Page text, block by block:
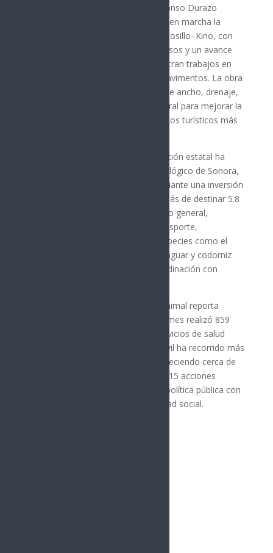
turismo regional, el gobernador Alfonso Durazo
Montaño aseguró que se mantiene en marcha la
modernización de la carretera Hermosillo–Kino, con
una inversión de 500 millones de pesos y un avance
del 25 por ciento, donde ya se registran trabajos en
terracerías, despalmes e inicio de pavimentos. La obra
contempla carriles de 3.50 metros de ancho, drenaje,
señalamientos y rehabilitación integral para mejorar la
conectividad hacia uno de los destinos turísticos más
En materia ambiental, la administración estatal ha
impulsado el rescate del Centro Ecológico de Sonora,
con la rehabilitación del aviario mediante una inversión
de casi 2.5 millones de pesos, además de destinar 5.8
millones de pesos en mantenimiento general,
infraestructura, equipamiento y transporte,
fortaleciendo la conservación de especies como el
águila calva, berrendo sonorense, jaguar y codorniz
mascarita, con monitoreos en coordinación con
Asimismo, la Clínica de Bienestar Animal reporta
resultados concretos: en su primer mes realizó 859
esterilizaciones y brindó mil 780 servicios de salud
animal, mientras que su unidad móvil ha recorrido más
de 17 municipios en seis meses, ofreciendo cerca de
mil esterilizaciones y más de 4 mil 215 acciones
integrales de salud, reflejando una política pública con
enfoque de cuidado y responsabilidad social.